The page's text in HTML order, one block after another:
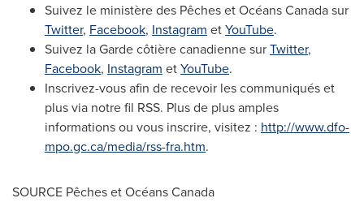
Suivez le ministère des Pêches et OcéansCanadasur
Twitter, Facebook, Instagram etYouTube.
Suivez la Garde côtière canadienne surTwitter,
Facebook, Instagram etYouTube.
Inscrivez-vous afin de recevoir les communiqués et
plus via notre fil RSS. Plus de plus amples
informations ou vous inscrire, visitez : http://www.dfo-
mpo.gc.ca/media/rss-fra.htm.
SOURCE Pêches et OcéansCanada